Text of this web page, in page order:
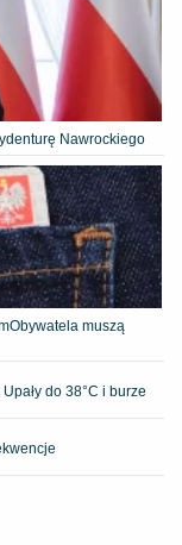
Nawrockiego
muszą
do 38°C i burze